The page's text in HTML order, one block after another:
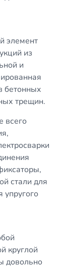
элемент
из
и
бетонных
трещин.
всего
стали для
упругого
круглой
довольно